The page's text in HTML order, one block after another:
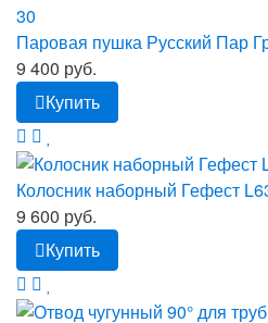
Паровая пушка Русский Пар
9 400 руб.
Купить
Колосник наборный Гефест
9 600 руб.
Купить